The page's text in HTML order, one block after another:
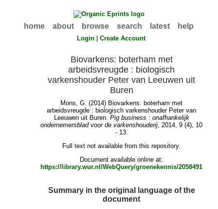
home about browse search latest help
Login |Create Account
Biovarkens: boterham met
arbeidsvreugde : biologisch
varkenshouder Peter van Leeuwen uit
Buren
Mons, G. (2014) Biovarkens: boterham met
arbeidsvreugde : biologisch varkenshouder Peter van
Leeuwen uit Buren. Pig business : onafhankelijk
ondernemersblad voor de varkenshouderij, 2014, 9 (4), 10
- 13.
Full text not available from this repository.
Document available online at:
https://library.wur.nl/WebQuery/groenekennis/2058491
Summary in the original language of the
document